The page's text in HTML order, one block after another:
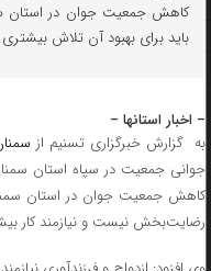
کاهش جمعیت جوان در استان
باید برای بهبود آن تلاش
– اخبار استانها –
به گزارش خبرگزاری تسنیم از سمنان
جوانی جمعیت در سپاه استان
کاهش جمعیت جوان در استان
رضایت‌بخش نیست و نیازمند کار